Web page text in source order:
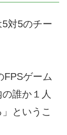
対5のチー
ゲーム
誰か１人
というこ